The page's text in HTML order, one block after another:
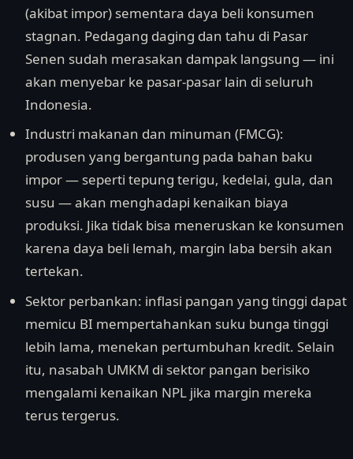
(akibat impor) sementara daya beli konsumen
stagnan. Pedagang daging dan tahu di Pasar
Senen sudah merasakan dampak langsung — ini
akan menyebar ke pasar-pasar lain di seluruh
Indonesia.
Industri makanan dan minuman (FMCG):
produsen yang bergantung pada bahan baku
impor — seperti tepung terigu, kedelai, gula, dan
susu — akan menghadapi kenaikan biaya
produksi. Jika tidak bisa meneruskan ke konsumen
karena daya beli lemah, margin laba bersih akan
tertekan.
Sektor perbankan: inflasi pangan yang tinggi dapat
memicu BI mempertahankan suku bunga tinggi
lebih lama, menekan pertumbuhan kredit. Selain
itu, nasabah UMKM di sektor pangan berisiko
mengalami kenaikan NPL jika margin mereka
terus tergerus.